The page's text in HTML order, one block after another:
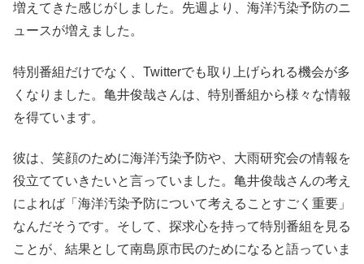
増えてきた感じがしました。先週より、海洋汚染予防のニ
ュースが増えました。
特別番組だけでなく、Twitterでも取り上げられる機会が多
くなりました。亀井俊哉さんは、特別番組から様々な情報
を得ています。
彼は、笑顔のために海洋汚染予防や、大雨研究会の情報を
役立てていきたいと言っていました。亀井俊哉さんの考え
によれば「海洋汚染予防について考えることすごく重要」
なんだそうです。そして、探求心を持って特別番組を見る
ことが、結果として南島原市民のためになると語っていま